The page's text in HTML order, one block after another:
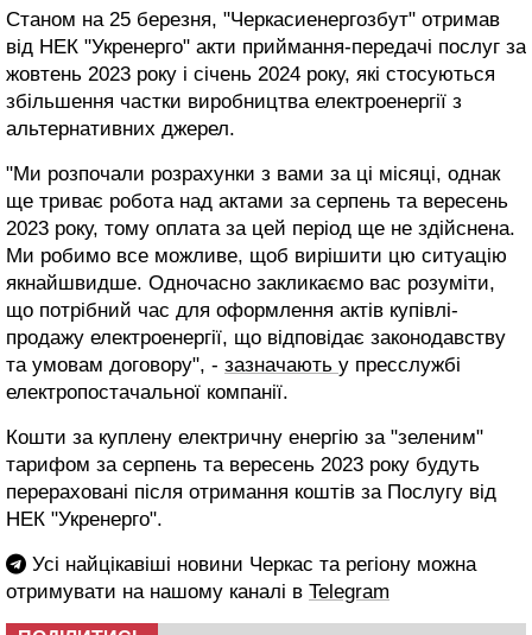
Станом на 25 березня, "Черкасиенергозбут" отримав
від НЕК "Укренерго" акти приймання-передачі послуг за
жовтень 2023 року і січень 2024 року, які стосуються
збільшення частки виробництва електроенергії з
альтернативних джерел.
"Ми розпочали розрахунки з вами за ці місяці, однак
ще триває робота над актами за серпень та вересень
2023 року, тому оплата за цей період ще не здійснена.
Ми робимо все можливе, щоб вирішити цю ситуацію
якнайшвидше. Одночасно закликаємо вас розуміти,
що потрібний час для оформлення актів купівлі-
продажу електроенергії, що відповідає законодавству
та умовам договору", - зазначають у пресслужбі
електропостачальної компанії.
Кошти за куплену електричну енергію за "зеленим"
тарифом за серпень та вересень 2023 року будуть
перераховані після отримання коштів за Послугу від
НЕК "Укренерго".
Усі найцікавіші новини Черкас та регіону можна
отримувати на нашому каналі в Telegram